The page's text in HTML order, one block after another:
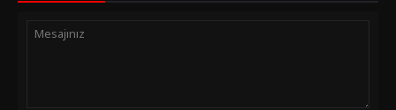
dolu, dramatik anlar duygusal bir derinlik sunarken gizem
unsurları da merakı canlı tutuyor. Film, seyircileri